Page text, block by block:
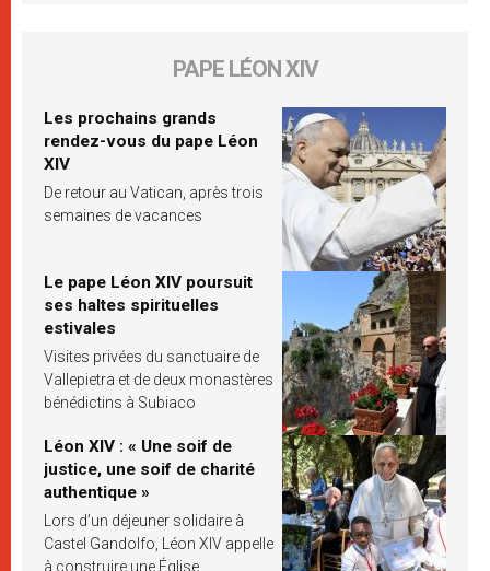
PAPE LÉON XIV
Les prochains grands
rendez-vous du pape Léon
XIV
De retour au Vatican, après trois
semaines de vacances
Le pape Léon XIV poursuit
ses haltes spirituelles
estivales
Visites privées du sanctuaire de
Vallepietra et de deux monastères
bénédictins à Subiaco
Léon XIV : « Une soif de
justice, une soif de charité
authentique »
Lors d’un déjeuner solidaire à
Castel Gandolfo, Léon XIV appelle
à construire une Église